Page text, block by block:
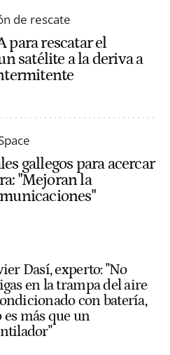
para rescatar el
satélite a la deriva a
gallegos para acercar
"Mejoran la
Dasí, experto: "No
en la trampa del aire
con batería,
es más que un